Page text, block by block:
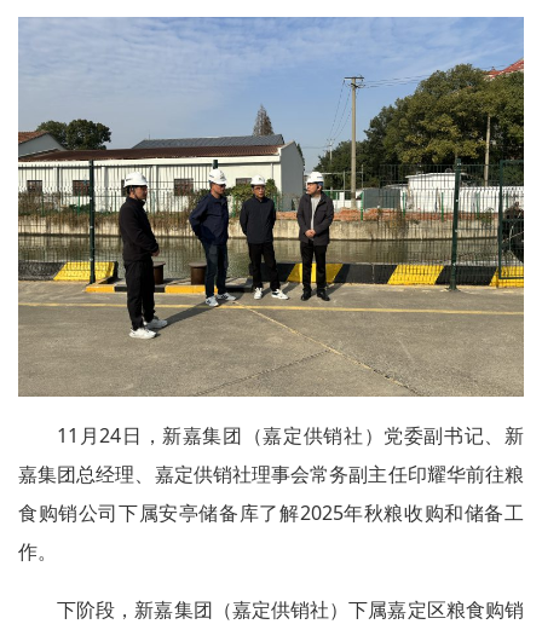
11月24日，新嘉集团（嘉定供销社）党委副书记、新
嘉集团总经理、嘉定供销社理事会常务副主任印耀华前往粮
食购销公司下属安亭储备库了解2025年秋粮收购和储备工
作。
下阶段，新嘉集团（嘉定供销社）下属嘉定区粮食购销